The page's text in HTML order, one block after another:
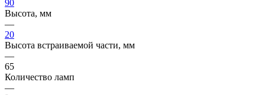
90
Высота, мм
—
20
Высота встраиваемой части, мм
—
65
Количество ламп
—